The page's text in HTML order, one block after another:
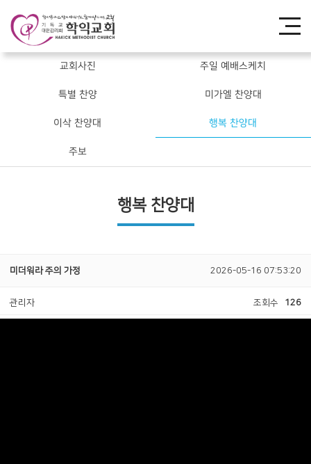
교회사진 주일 예배스케치
특별 찬양 미가엘 찬양대
이삭 찬양대 행복 찬양대
주보
행복 찬양대
미더워라 주의 가정 2026-05-16 07:53:20
관리자 조회수 126